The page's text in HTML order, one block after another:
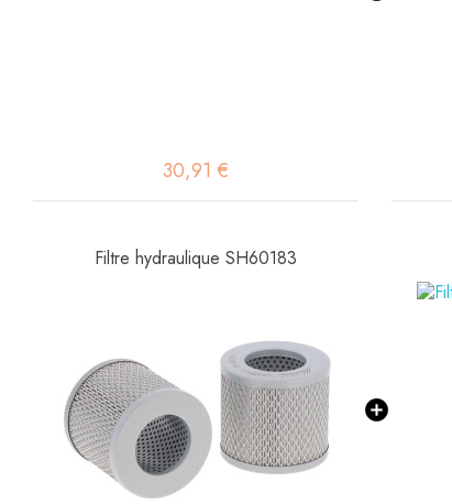
30,91 €
Filtre hydraulique SH60183